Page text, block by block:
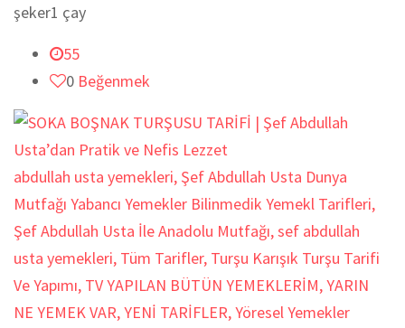
şeker1 çay
55
0 Beğenmek
abdullah usta yemekleri, Şef Abdullah Usta Dunya
Mutfağı Yabancı Yemekler Bilinmedik Yemekl Tarifleri,
Şef Abdullah Usta İle Anadolu Mutfağı,sef abdullah
usta yemekleri, Tüm Tarifler, Turşu Karışık Turşu Tarifi
Ve Yapımı, TV YAPILAN BÜTÜN YEMEKLERİM,YARIN
NE YEMEK VAR,YENİ TARİFLER,Yöresel Yemekler